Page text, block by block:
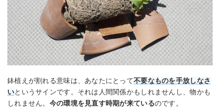
鉢植えが割れる意味は、あなたにとって不要なものを手放しなさ
いというサインです。それは人間関係かもしれませんし、物かも
しれません。 今の環境を見直す時期が来ているのです。